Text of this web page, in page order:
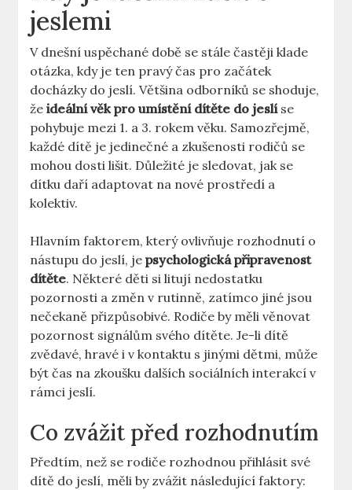
jeslemi
V dnešní uspěchané době se stále častěji klade
otázka, kdy je ten pravý čas pro začátek
docházky do jeslí. Většina odborníků se shoduje,
žeideální věk pro umístění dítěte do jeslíse
pohybuje mezi 1. a 3. rokem věku. Samozřejmě,
každé dítě je jedinečné a zkušenosti rodičů se
mohou dosti lišit. Důležité je sledovat, jak se
dítku daří adaptovat na nové prostředí a
kolektiv.
Hlavním faktorem, který ovlivňuje rozhodnutí o
nástupu do jeslí, jepsychologická připravenost
dítěte. Některé děti si litují nedostatku
pozornosti a změn v rutinně, zatímco jiné jsou
nečekaně přizpůsobivé. Rodiče by měli věnovat
pozornost signálům svého dítěte. Je-li dítě
zvědavé, hravé i v kontaktu s jinými dětmi, může
být čas na zkoušku dalších sociálních interakcí v
rámci jeslí.
Co zvážit před rozhodnutím
Předtím, než se rodiče rozhodnou přihlásit své
dítě do jeslí, měli by zvážit následující faktory: